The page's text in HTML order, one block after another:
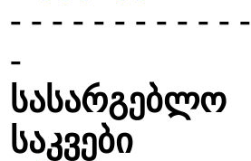
- - - - - - - - - - - -
-
სასარგებლო
საკვები